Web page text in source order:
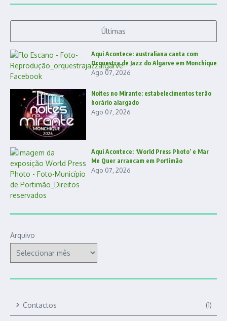
Últimas
Aqui Acontece: australiana canta com
Orquestra de Jazz do Algarve em Monchique
Ago 07, 2026
Noites no Mirante: estabelecimentos terão
horário alargado
Ago 07, 2026
Aqui Acontece: ‘World Press Photo’ e Mar
Me Quer arrancam em Portimão
Ago 07, 2026
Arquivo
Contactos (1)